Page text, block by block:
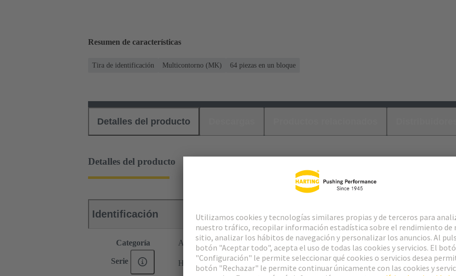
Resumen de características
Tira de identificación Multicontorno (MK) 64 piezas en un bloque
Detalles del producto
Detalles del producto
Identificación
Categoría Accesorios
Serie Han E ®AV